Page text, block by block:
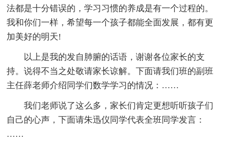
法都是十分错误的，学习习惯的养成是有一个过程的。
我和你们一样，希望每一个孩子都能全面发展，都有更
加美好的明天!
以上是我的发自肺腑的话语，谢谢各位家长的支
持。说得不当之处敬请家长谅解。下面请我们班的副班
主任薛老师介绍同学们数学学习的情况：……
我们老师说了这么多，家长们肯定更想听听孩子们
自己的心声，下面请朱迅仪同学代表全班同学发言：
……